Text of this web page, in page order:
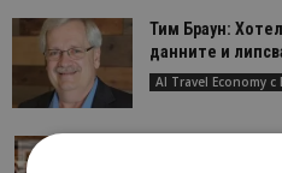
Тим Браун:
данните и
AI Travel Economy